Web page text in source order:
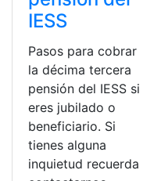
IESS
Pasos para cobrar
la décima tercera
pensión del IESS si
eres jubilado o
beneficiario. Si
tienes alguna
inquietud recuerda